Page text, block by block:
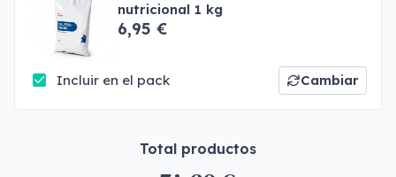
nutricional 1 kg
6,95 €
Incluir en el pack Cambiar
Total productos